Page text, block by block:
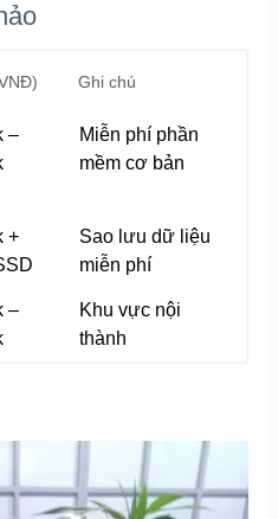
Ghi chú
–
Miễn phí phần
mềm cơ bản
+
Sao lưu dữ liệu
miễn phí
–
Khu vực nội
thành